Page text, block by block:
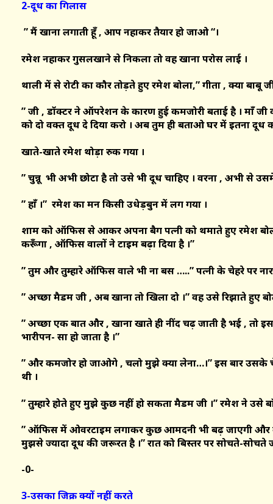
2-दूध का गिलास
” मैं खाना लगाती हूँ , आप नहाकर तैयार हो जाओ “।
रमेश नहाकर गुसलखाने से निकला तो वह खाना परोस लाई ।
थाली में से रोटी का कौर तोड़ते हुए रमेश बोला,” गीता , क्या
” जी , डॉक्टर ने ऑपरेशन के कारण हुई कमजोरी बताई है । माँ
को दो वक्त दूध दे दिया करो । अब तुम ही बताओ घर में इतना
खाते-खाते रमेश थोड़ा रुक गया ।
” चुन्नू भी अभी छोटा है तो उसे भी दूध चाहिए । वरना , अभी से
” हाँ ।” रमेश का मन किसी उधेड़बुन में लग गया ।
शाम को ऑफिस से आकर अपना बैग पत्नी को थमाते हुए रमेश
करूँगा , ऑफिस वालों ने टाइम बढ़ा दिया है ।”
” तुम और तुम्हारे ऑफिस वाले भी ना बस …..” पत्नी के चेहरे पर
” अच्छा मैडम जी , अब खाना तो खिला दो ।” वह उसे रिझाते हुए
” अच्छा एक बात और , खाना खाते ही नींद चढ़ जाती है भई , तो
भारीपन- सा हो जाता है ।”
” और कमजोर हो जाओगे , चलो मुझे क्या लेना…।” इस बार उसके
थी ।
” तुम्हारे होते हुए मुझे कुछ नहीं हो सकता मैडम जी ।” रमेश ने उसे
” ऑफिस में ओवरटाइम लगाकर कुछ आमदनी भी बढ़ जाएगी और
मुझसे ज्यादा दूध की जरूरत है ।” रात को बिस्तर पर सोचते-
-0-
3-उसका जिक्र क्यों नहीं करते